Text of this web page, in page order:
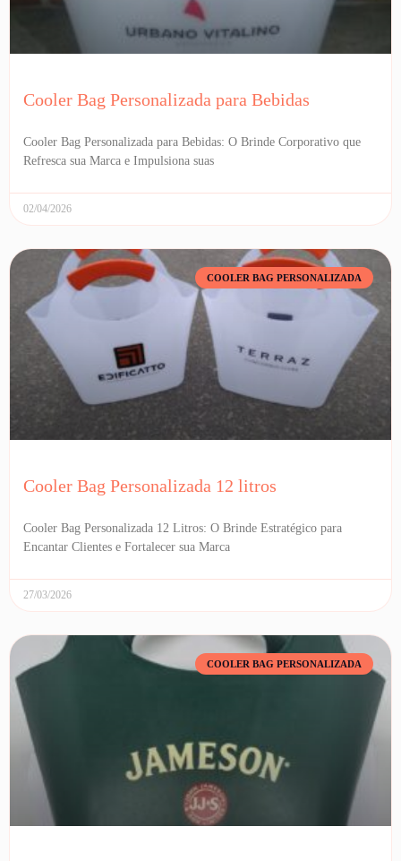
Cooler Bag Personalizada para Bebidas
Cooler Bag Personalizada para Bebidas: O Brinde Corporativo que
Refresca sua Marca e Impulsiona suas
02/04/2026
COOLER BAG PERSONALIZADA
Cooler Bag Personalizada 12 litros
Cooler Bag Personalizada 12 Litros: O Brinde Estratégico para
Encantar Clientes e Fortalecer sua Marca
27/03/2026
COOLER BAG PERSONALIZADA